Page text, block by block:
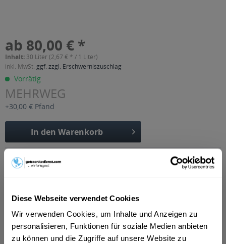
Diese Webseite verwendet Cookies
Wir verwenden Cookies, um Inhalte und Anzeigen zu
personalisieren, Funktionen für soziale Medien anbieten
zu können und die Zugriffe auf unsere Website zu
ab 80,00 € *
Inhalt: 30 Liter (2,67 € * / 1 Liter)
inkl. MwSt. ggf. zzgl. Erschwerniszuschlag
Vorrätig
MEHRWEG
+30,00 € Pfand
In den Warenkorb
Artikel-Nr.:
Verfügbar in:
Wachsenburggemeinde, Wipfratal, Witzleben
Langensalza, Behringen, Bothenheilingen, Issersheilingen,
Kirchheilingen, Kleinwelsbach, Mülverstedt, Neunheilingen,
Schönstedt, Sundhausen, Tottleben, Weberstedt,Ballstädt,